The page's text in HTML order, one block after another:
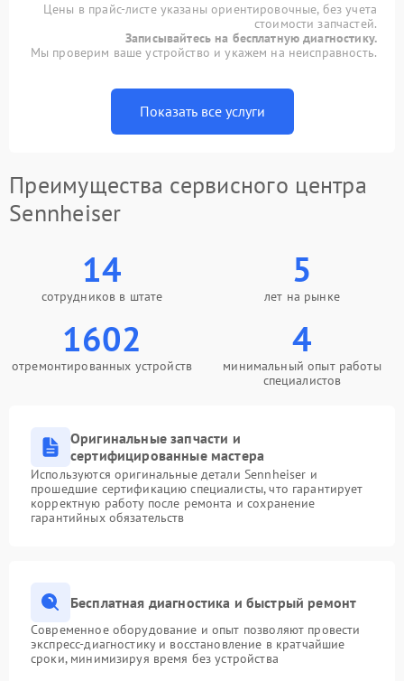
Цены в прайс-листе указаны ориентировочные, без учета
стоимости запчастей.
Записывайтесь на бесплатную диагностику.
Мы проверим ваше устройство и укажем на неисправность.
Показать все услуги
Преимущества сервисного центра
Sennheiser
14
сотрудников в штате
5
лет на рынке
1602
отремонтированных устройств
4
минимальный опыт работы
специалистов
Оригинальные запчасти и
сертифицированные мастера
Используются оригинальные детали Sennheiser и
прошедшие сертификацию специалисты, что гарантирует
корректную работу после ремонта и сохранение
гарантийных обязательств
Бесплатная диагностика и быстрый ремонт
Современное оборудование и опыт позволяют провести
экспресс-диагностику и восстановление в кратчайшие
сроки, минимизируя время без устройства